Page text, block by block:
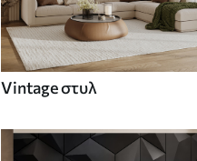
Vintage στυλ